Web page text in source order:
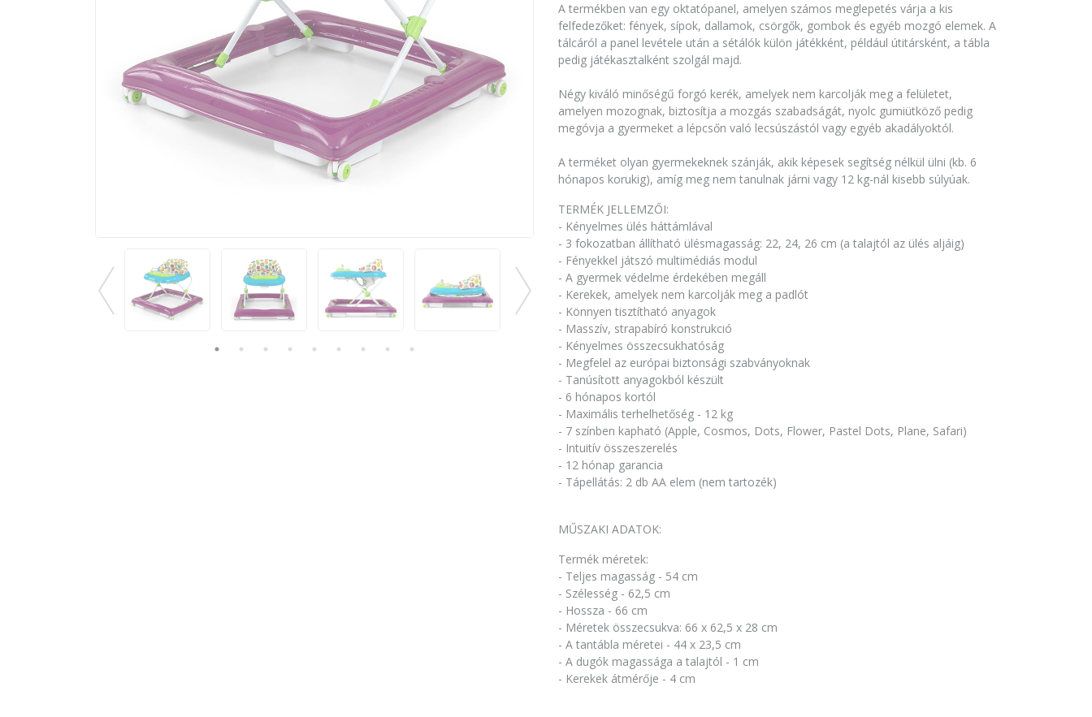
A termékben van egy oktatópanel, amelyen számos meglepetés várja a kis
felfedezőket: fények, sípok, dallamok, csörgők, gombok és egyéb mozgó elemek. A
tálcáról a panel levétele után a sétálók külön játékként, például útitársként, a tábla
pedig játékasztalként szolgál majd.
Négy kiváló minőségű forgó kerék, amelyek nem karcolják meg a felületet,
amelyen mozognak, biztosítja a mozgás szabadságát, nyolc gumiütköző pedig
megóvja a gyermeket a lépcsőn való lecsúszástól vagy egyéb akadályoktól.
A terméket olyan gyermekeknek szánják, akik képesek segítség nélkül ülni (kb. 6
hónapos korukig), amíg meg nem tanulnak járni vagy 12 kg-nál kisebb súlyúak.
TERMÉK JELLEMZŐI:
- Kényelmes ülés háttámlával
- 3 fokozatban állítható ülésmagasság: 22, 24, 26 cm (a talajtól az ülés aljáig)
- Fényekkel játszó multimédiás modul
- A gyermek védelme érdekében megáll
- Kerekek, amelyek nem karcolják meg a padlót
- Könnyen tisztítható anyagok
- Masszív, strapabíró konstrukció
- Kényelmes összecsukhatóság
- Megfelel az európai biztonsági szabványoknak
- Tanúsított anyagokból készült
- 6 hónapos kortól
- Maximális terhelhetőség - 12 kg
- 7 színben kapható (Apple, Cosmos, Dots, Flower, Pastel Dots, Plane, Safari)
- Intuitív összeszerelés
- 12 hónap garancia
- Tápellátás: 2 db AA elem (nem tartozék)
MŰSZAKI ADATOK:
Termék méretek:
- Teljes magasság - 54 cm
- Szélesség - 62,5 cm
- Hossza - 66 cm
- Méretek összecsukva: 66 x 62,5 x 28 cm
- A tantábla méretei - 44 x 23,5 cm
- A dugók magassága a talajtól - 1 cm
- Kerekek átmérője - 4 cm